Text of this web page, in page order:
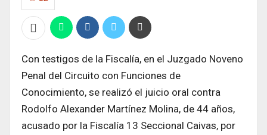
Con testigos de la Fiscalía, en el Juzgado Noveno
Penal del Circuito con Funciones de
Conocimiento, se realizó el juicio oral contra
Rodolfo Alexander Martínez Molina, de 44 años,
acusado por la Fiscalía 13 Seccional Caivas, por